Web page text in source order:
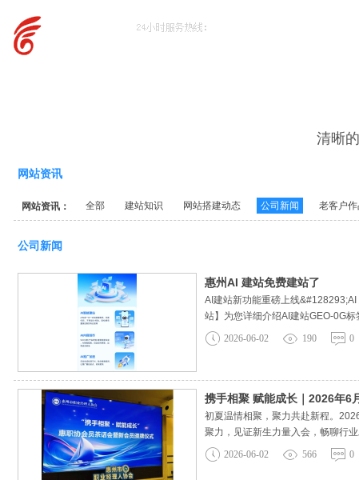
清晰
网站资讯
网站资讯： 全部 建站知识 网站搭建动态 公司新闻 老客户作
公司新闻
惠州AI 建站免费建站了
AI建站新功能重磅上线
站】为您详细介绍AI建站GEO-0G
(Schema)上线自适应-自由列中模
2026-06-02 190 0
携手相聚 赋能成长｜2026年6
初夏温情相聚，聚力共赴新程。
聚力，见证新生力量入会，畅聊行
起资源互通、互助共赢、凝心聚力
2026-06-02 566 0